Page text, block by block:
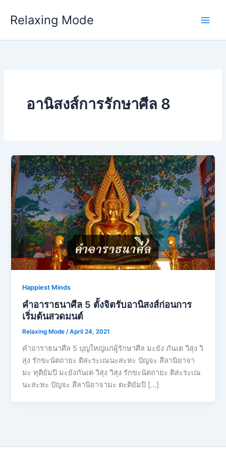
Relaxing Mode
อานิสงส์การรักษาศีล 8
Happiest Minds
คำอาราธนาศีล 5 ตั้งจิตรับอานิสงส์ก่อนการ
เริ่มต้นสวดมนต์
Relaxing Mode/April 24, 2021
คำอาราธนาศีล 5 บุญใหญ่แก่ผู้รักษาศีล มะยัง ภันเต วิสุง วิ
สุง รักขะนัตถายะ ติสะระเณนะสะหะ ปัญจะ สีลานิยาจา
มะ ทุติยัมปิ มะยังภันเต วิสุง วิสุง รักขะนัตถายะ ติสะระเณ
นะสะหะ ปัญจะ สีลานิยาจามะ ตะติยัมปิ […]